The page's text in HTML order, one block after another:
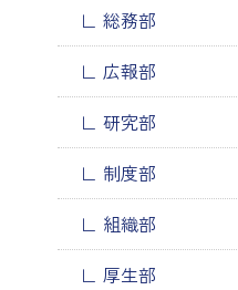
総務部
広報部
研究部
制度部
組織部
厚生部